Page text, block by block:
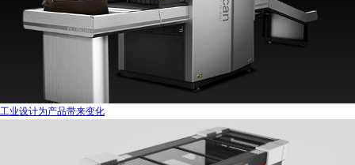
工业设计为产品带来变化